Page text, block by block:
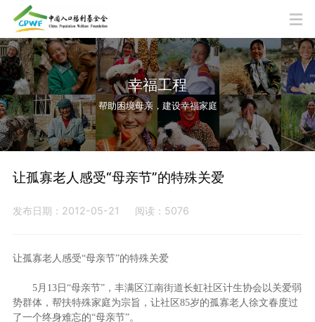
幸福工程
帮助困境母亲，建设幸福家庭
让孤寡老人感受“母亲节”的特殊关爱
发布日期：2012-05-21 阅读：5076
让孤寡老人感受“母亲节”的特殊关爱
5月13日“母亲节”，丰满区江南街道长虹社区计生协会以关爱弱
势群体，帮扶特殊家庭为宗旨，让社区85岁的孤寡老人徐文春度过
了一个终身难忘的“母亲节”。